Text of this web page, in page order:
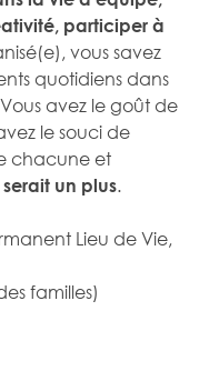
participer à
vous savez
quotidiens dans
avez le goût de
le souci de
chacune et
serait un plus.
Lieu de Vie,
familles)